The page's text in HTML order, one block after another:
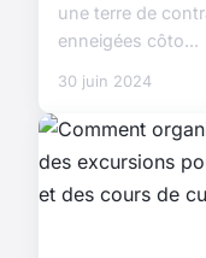
une terre de
enneigées côto...
30 juin 2024